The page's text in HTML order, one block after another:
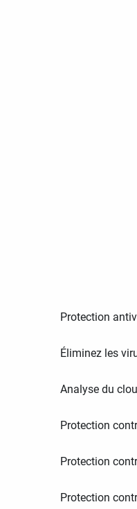
Protection
Éliminez les
Analyse du
Protection
Protection
Protection